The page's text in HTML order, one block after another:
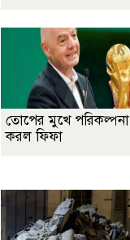
তোপের মুখে
করল ফিফা